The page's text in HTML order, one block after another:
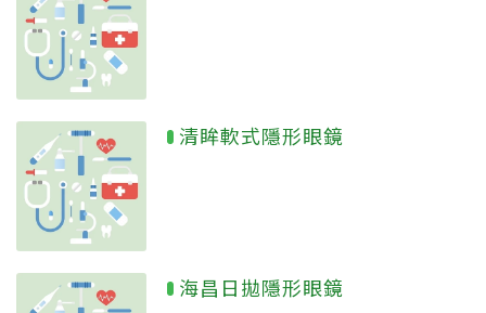
清眸軟式隱形眼鏡
海昌日拋隱形眼鏡